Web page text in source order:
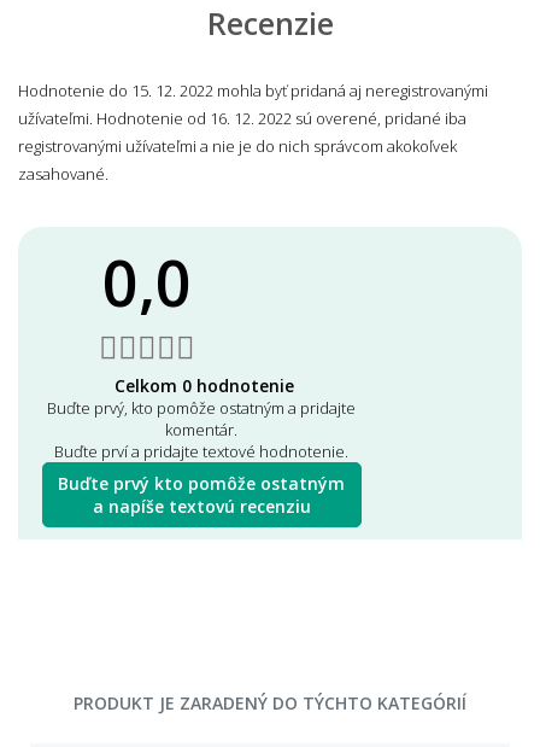
Recenzie
Hodnotenie do 15. 12. 2022 mohla byť pridaná aj neregistrovanými
užívateľmi. Hodnotenie od 16. 12. 2022 sú overené, pridané iba
registrovanými užívateľmi a nie je do nich správcom akokoľvek
zasahované.
0,0
Celkom 0 hodnotenie
Buďte prvý, kto pomôže ostatným a pridajte
komentár.
Buďte prví a pridajte textové hodnotenie.
Buďte prvý kto pomôže ostatným
a napíše textovú recenziu
PRODUKT JE ZARADENÝ DO TÝCHTO KATEGÓRIÍ